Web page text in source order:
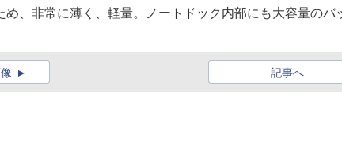
、非常に薄く、軽量。ノートドック内部にも大容量のバ
記事へ